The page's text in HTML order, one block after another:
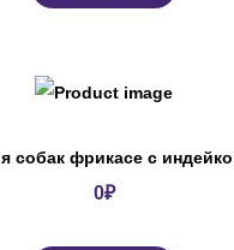
собак фрикасе с
0₽